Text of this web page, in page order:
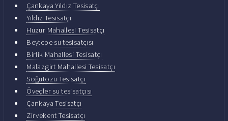
Çankaya Yıldız Tesisatçı
Yıldız Tesisatçı
Huzur Mahallesi Tesisatçı
Beytepe su tesisatçısı
Birlik Mahallesi Tesisatçı
Malazgirt Mahallesi Tesisatçı
Söğütözü Tesisatçı
Öveçler su tesisatçısı
Çankaya Tesisatçı
Zirvekent Tesisatçı